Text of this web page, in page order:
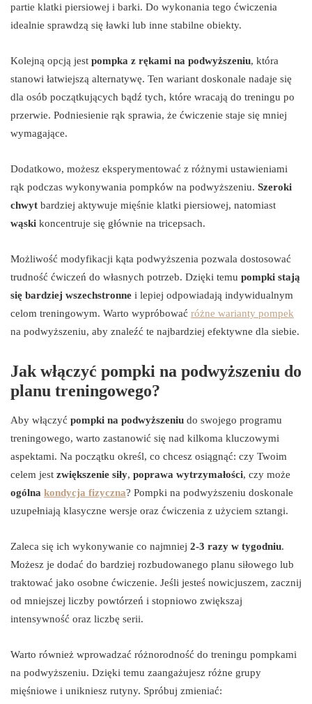
partie klatki piersiowej i barki. Do wykonania tego ćwiczenia
idealnie sprawdzą się ławki lub inne stabilne obiekty.
Kolejną opcją jest pompka z rękami na podwyższeniu, która
stanowi łatwiejszą alternatywę. Ten wariant doskonale nadaje się
dla osób początkujących bądź tych, które wracają do treningu po
przerwie. Podniesienie rąk sprawia, że ćwiczenie staje się mniej
wymagające.
Dodatkowo, możesz eksperymentować z różnymi ustawieniami
rąk podczas wykonywania pompków na podwyższeniu. Szeroki
chwyt bardziej aktywuje mięśnie klatki piersiowej, natomiast
wąski koncentruje się głównie na tricepsach.
Możliwość modyfikacji kąta podwyższenia pozwala dostosować
trudność ćwiczeń do własnych potrzeb. Dzięki temu pompki stają
się bardziej wszechstronne i lepiej odpowiadają indywidualnym
celom treningowym. Warto wypróbować różne warianty pompek
na podwyższeniu, aby znaleźć te najbardziej efektywne dla siebie.
Jak włączyć pompki na podwyższeniu do
planu treningowego?
Aby włączyć pompki na podwyższeniu do swojego programu
treningowego, warto zastanowić się nad kilkoma kluczowymi
aspektami. Na początku określ, co chcesz osiągnąć: czy Twoim
celem jest zwiększenie siły, poprawa wytrzymałości, czy może
ogólna kondycja fizyczna? Pompki na podwyższeniu doskonale
uzupełniają klasyczne wersje oraz ćwiczenia z użyciem sztangi.
Zaleca się ich wykonywanie co najmniej 2-3 razy w tygodniu.
Możesz je dodać do bardziej rozbudowanego planu siłowego lub
traktować jako osobne ćwiczenie. Jeśli jesteś nowicjuszem, zacznij
od mniejszej liczby powtórzeń i stopniowo zwiększaj
intensywność oraz liczbę serii.
Warto również wprowadzać różnorodność do treningu pompkami
na podwyższeniu. Dzięki temu zaangażujesz różne grupy
mięśniowe i unikniesz rutyny. Spróbuj zmieniać: